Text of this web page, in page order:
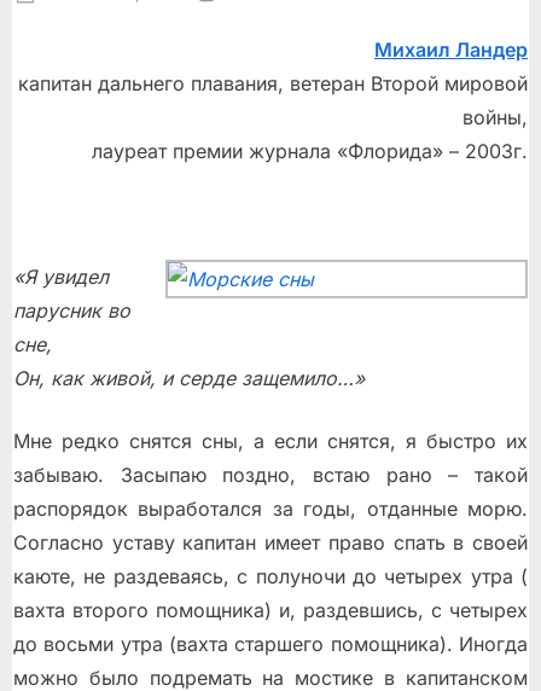
Михаил Ландер
капитан дальнего плавания, ветеран Второй мировой
войны,
лауреат премии журнала «Флорида» – 2003г.
«Я увидел
парусник во
сне,
Он, как живой, и серде защемило…»
Мне редко снятся сны, а если снятся, я быстро их
забываю. Засыпаю поздно, встаю рано – такой
распорядок выработался за годы, отданные морю.
Согласно уставу капитан имеет право спать в своей
каюте, не раздеваясь, с полуночи до четырех утра (
вахта второго помощника) и, раздевшись, с четырех
до восьми утра (вахта старшего помощника). Иногда
можно было подремать на мостике в капитанском